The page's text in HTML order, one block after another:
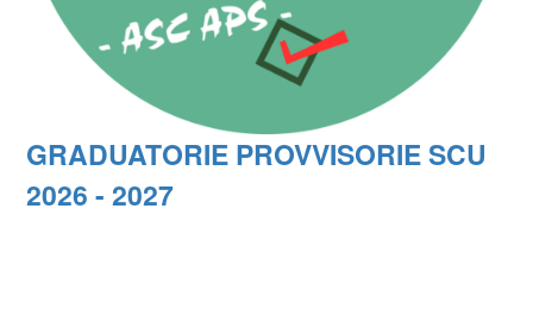
GRADUATORIE PROVVISORIE SCU
2026 - 2027